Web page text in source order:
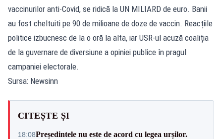
vaccinurilor anti-Covid, se ridică la UN MILIARD de euro. Banii
au fost cheltuiti pe 90 de milioane de doze de vaccin. Reacțiile
politice izbucnesc de la o oră la alta, iar USR-ul acuză coaliția
de la guvernare de diversiune a opiniei publice în pragul
campaniei electorale.
Sursa: Newsinn
CITEȘTE ȘI
18:08Președintele nu este de acord cu legea urșilor.